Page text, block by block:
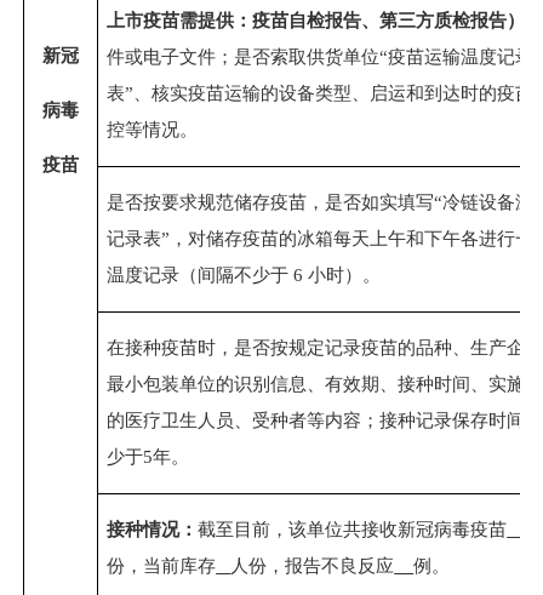
新冠
病毒
疫苗
上市疫苗需提供：疫苗自检报告、第三方质检报告）
件或电子文件；是否索取供货单位“疫苗运输温度记录
表”、核实疫苗运输的设备类型、启运和到达时的疫苗
控等情况。
是否按要求规范储存疫苗，是否如实填写“冷链设备温
记录表”，对储存疫苗的冰箱每天上午和下午各进行一
温度记录（间隔不少于 6 小时）。
在接种疫苗时，是否按规定记录疫苗的品种、生产企
最小包装单位的识别信息、有效期、接种时间、实施
的医疗卫生人员、受种者等内容；接种记录保存时间
少于5年。
接种情况：截至目前，该单位共接收新冠病毒疫苗
份，当前库存
人份，报告不良反应 例。